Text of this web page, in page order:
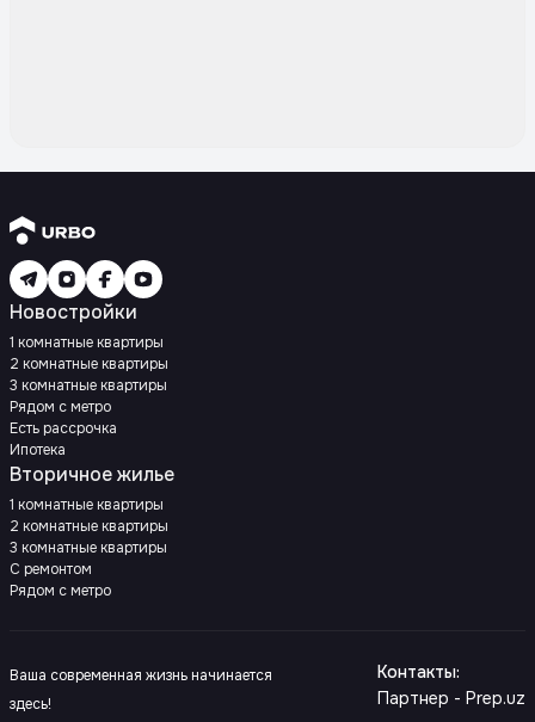
Новостройки
1 комнатные квартиры
2 комнатные квартиры
3 комнатные квартиры
Рядом с метро
Есть рассрочка
Ипотека
Вторичное жилье
1 комнатные квартиры
2 комнатные квартиры
3 комнатные квартиры
С ремонтом
Рядом с метро
Ваша современная жизнь начинается
здесь!
Контакты:
Партнер - Prep.uz